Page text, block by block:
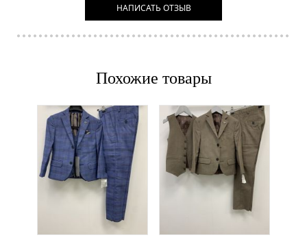
НАПИСАТЬ ОТЗЫВ
Похожие товары